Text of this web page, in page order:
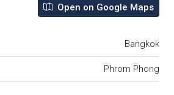
Open on Google Maps
Bangkok
Phrom Phong